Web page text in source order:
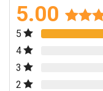
5.00
5
4
3
2